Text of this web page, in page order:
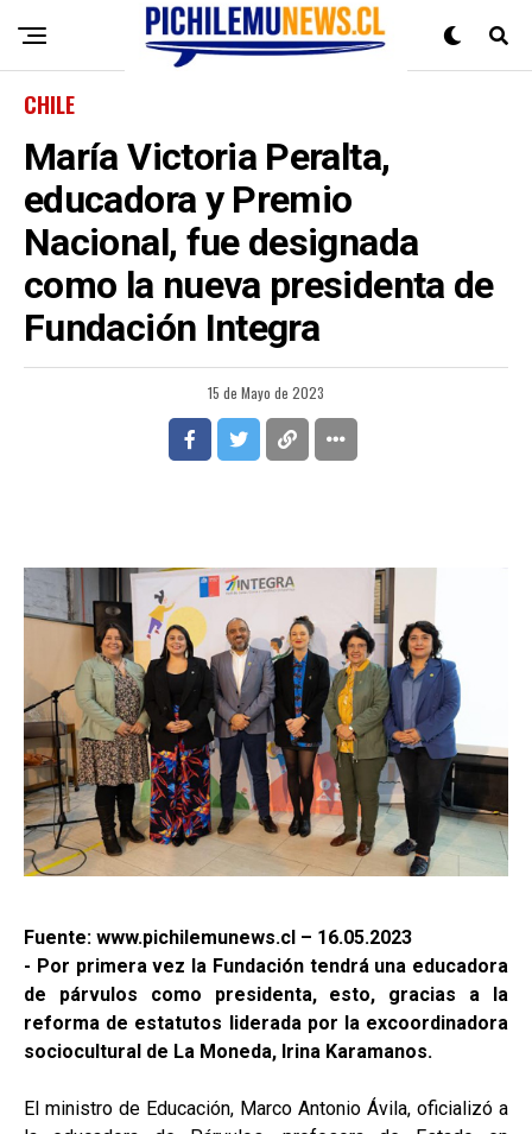
CHILE
María Victoria Peralta,
educadora y Premio
Nacional, fue designada
como la nueva presidenta de
Fundación Integra
15 de Mayo de 2023
Fuente: www.pichilemunews.cl – 16.05.2023
- Por primera vez la Fundación tendrá una educadora
de párvulos como presidenta, esto, gracias a la
reforma de estatutos liderada por la excoordinadora
sociocultural de La Moneda, Irina Karamanos.
El ministro de Educación, Marco Antonio Ávila, oficializó a